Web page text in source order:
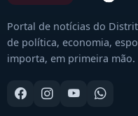
Portal de notícias do
de política, economia,
importa, em primeira mão.